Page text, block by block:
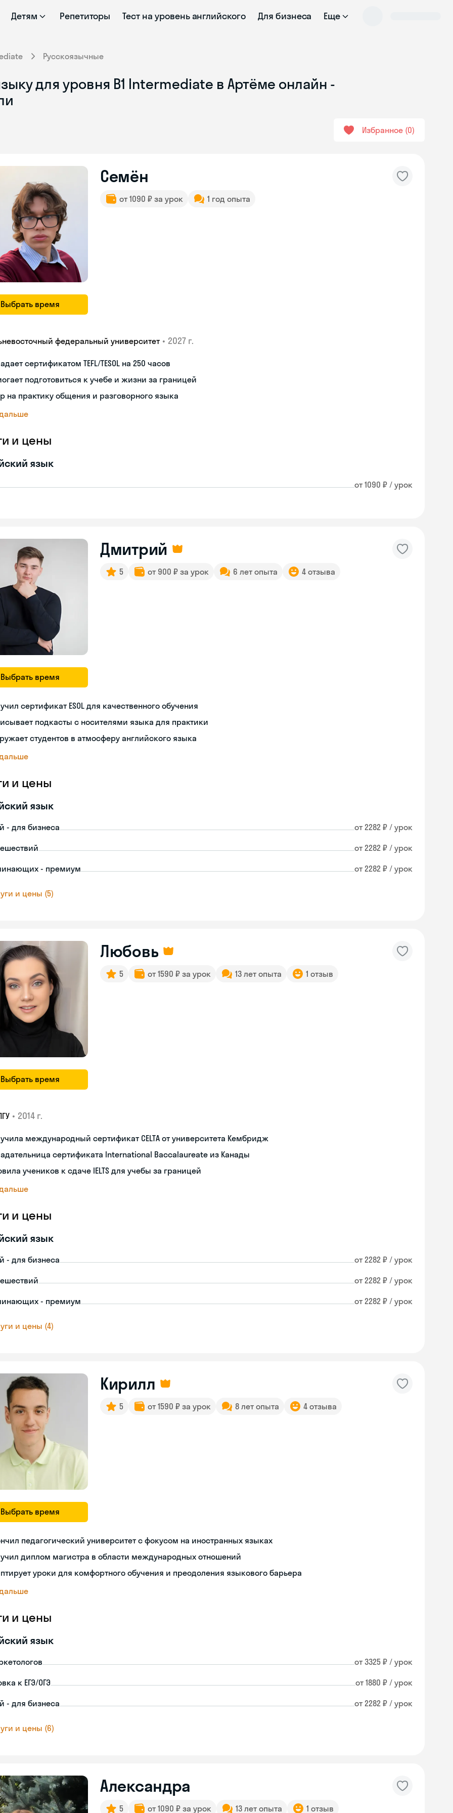
Детям Репетиторы Тест на уровень английского Для бизнеса Еще
Русскоязычные
для уровня B1 Intermediate в Артёме онлайн -
Избранное 0
Выбрать время
Семён
от 1090 ₽ за урок 1 год опыта
федеральный университет • 2027 г.
сертификатом TEFL/TESOL на 250 часов
подготовиться к учебе и жизни за границей
на практику общения и разговорного языка
и цены
язык
от 1090 ₽ / урок
Выбрать время
Дмитрий
5 от 900 ₽ за урок 6 лет опыта 4 отзыва
сертификат ESOL для качественного обучения
подкасты с носителями языка для практики
студентов в атмосферу английского языка
и цены
язык
- для бизнеса от 2282 ₽ / урок
от 2282 ₽ / урок
- премиум от 2282 ₽ / урок
и цены (5)
Выбрать время
Любовь
5 от 1590 ₽ за урок 13 лет опыта 1 отзыв
• 2014 г.
международный сертификат CELTA от университета Кембридж
сертификата International Baccalaureate из Канады
учеников к сдаче IELTS для учебы за границей
и цены
язык
- для бизнеса от 2282 ₽ / урок
от 2282 ₽ / урок
- премиум от 2282 ₽ / урок
и цены (4)
Выбрать время
Кирилл
5 от 1590 ₽ за урок 8 лет опыта 4 отзыва
педагогический университет с фокусом на иностранных языках
диплом магистра в области международных отношений
уроки для комфортного обучения и преодоления языкового барьера
и цены
язык
от 3325 ₽ / урок
к ЕГЭ/ОГЭ от 1880 ₽ / урок
- для бизнеса от 2282 ₽ / урок
и цены (6)
Александра
5 от 1090 ₽ за урок 13 лет опыта 1 отзыв
online